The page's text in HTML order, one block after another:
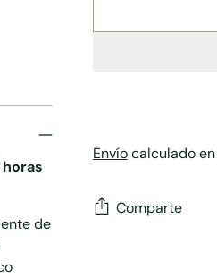
de
Envíocalculado en
Comparte